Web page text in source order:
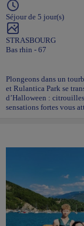
Séjour de 5 jour(s)
STRASBOURG
Bas rhin - 67
Plongeons dans un
et Rulantica Park se
d’Halloween :
sensations fortes vous